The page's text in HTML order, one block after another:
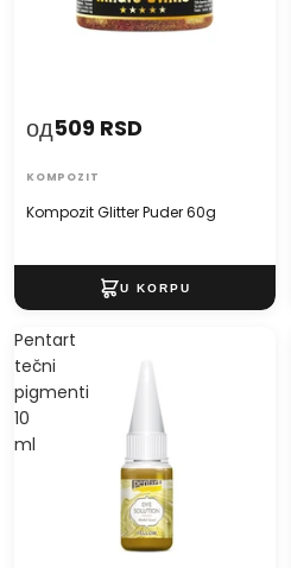
Kompozit Glitter Puder 60g
од509 RSD
KOMPOZIT
Pentart
tečni
pigmenti
10
ml